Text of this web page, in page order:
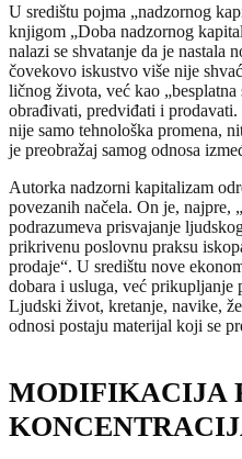
U središtu pojma „nadzornog
knjigom „Doba nadzornog
nalazi se shvatanje da je nastala
čovekovo iskustvo više nije
ličnog života, već kao
obrađivati, predviđati i
nije samo tehnološka promena,
je preobražaj samog odnosa
Autorka nadzorni kapitalizam
povezanih načela. On je, najpre,
podrazumeva prisvajanje
prikrivenu poslovnu praksu
prodaje“. U središtu nove
dobara i usluga, već prikupljanje
Ljudski život, kretanje, navike,
odnosi postaju materijal koji se
MODIFIKACIJA